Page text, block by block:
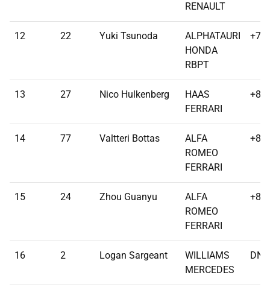
RENAULT
12 22 Yuki Tsunoda
ALPHATAURI
HONDA
RBPT
13 27 Nico Hulkenberg
HAAS
FERRARI
14 77 Valtteri Bottas
ALFA
ROMEO
FERRARI
15 24 Zhou Guanyu
ALFA
ROMEO
FERRARI
16 2 Logan Sargeant
WILLIAMS
MERCEDES
DNF